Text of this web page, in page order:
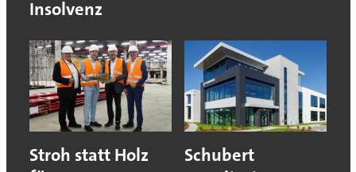
Insolvenz
Stroh statt Holz
Schubert